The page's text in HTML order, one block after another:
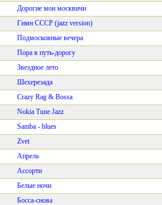
Дорогие мои москвичи
Гимн СССР (jazz version)
Подмосковные вечера
Пора в путь-дорогу
Звездное лето
Шехерезада
Crazy Rag & Bossa
Nokia Tune Jazz
Samba - blues
Zvet
Апрель
Ассорти
Белые ночи
Босса-снова